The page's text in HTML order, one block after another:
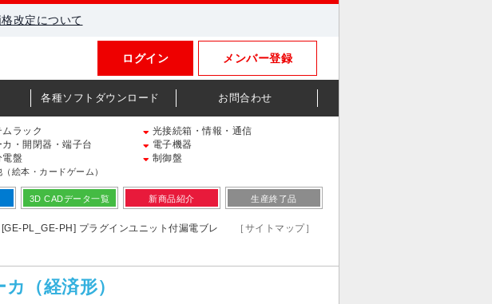
改定について
メンバー登録
ログイン
各種ソフトダウンロード お問合わせ
ムラック
光接続箱・情報・通信
カ・開閉器・端子台
電子機器
電盤
制御盤
（絵本・カードゲーム）
3D CADデータ一覧 新商品紹介 生産終了品
PL_GE-PH] プラグインユニット付漏電ブレ
［サイトマップ］
（経済形）